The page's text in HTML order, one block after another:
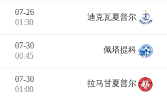
07-26
01:30
迪克瓦夏普尔
07-30
00:45
佩塔提科
07-30
01:00
拉马甘夏普尔